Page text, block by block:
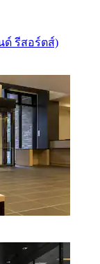
ด์ รีสอร์ตส์)